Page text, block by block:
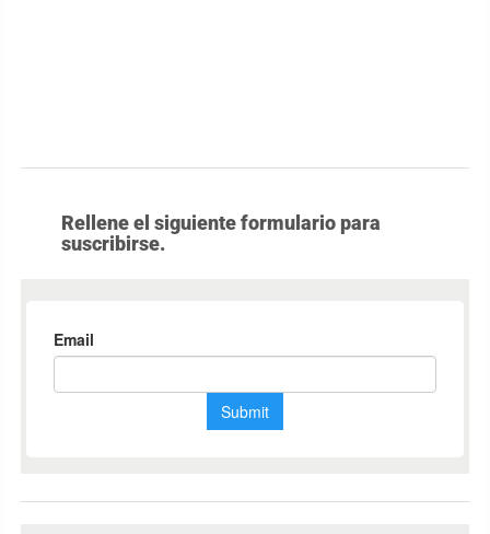
Rellene el siguiente formulario para
suscribirse.